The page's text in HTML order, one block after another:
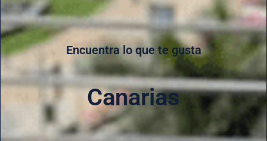
Encuentra lo que te gusta
Canarias